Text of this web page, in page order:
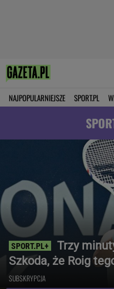
NAJPOPULARNIEJSZE SPORT.PL
Trzy
Szkoda, że Roig
SUBSKRYPCJA